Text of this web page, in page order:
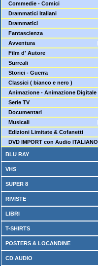
Commedie - Comici
Drammatici Italiani
Drammatici
Fantascienza
Avventura
Film d' Autore
Surreali
Storici - Guerra
Classici ( bianco e nero )
Animazione - Animazione Digitale
Serie TV
Documentari
Musicali
Edizioni Limitate & Cofanetti
DVD IMPORT con Audio ITALIANO
BLU RAY
VHS
SUPER 8
RIVISTE
LIBRI
T-SHIRTS
POSTERS & LOCANDINE
CD AUDIO